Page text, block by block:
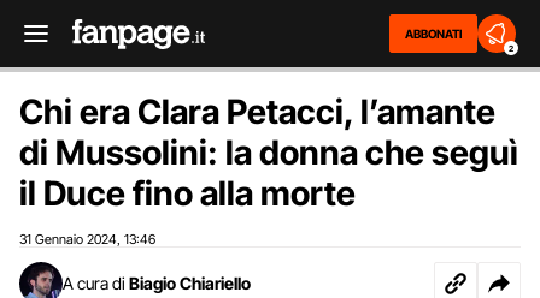
ABBONATI
2
Chi era Clara Petacci, l’amante
di Mussolini: la donna che seguì
il Duce fino alla morte
31 Gennaio 2024 13:46
A cura di Biagio Chiariello